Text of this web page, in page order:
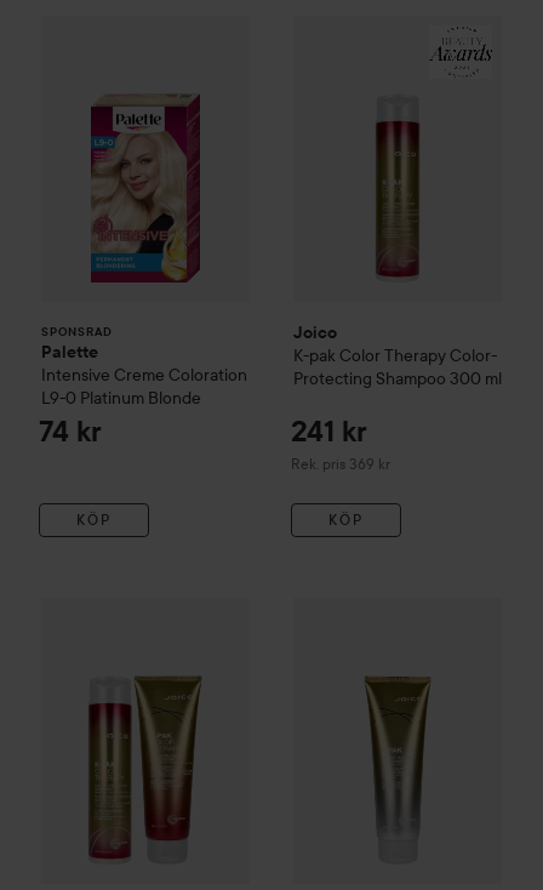
SPONSRAD
Palette
Intensive Creme Coloration
L9-0 Platinum Blonde
74 kr
KÖP
L9-0 Platinum
Joico
K-pak Color Therapy Color-
Protecting Shampoo 300 ml
241 kr
Rek. pris 369 kr
Rekommenderat pris 369 kr
KÖP
Color Therapy